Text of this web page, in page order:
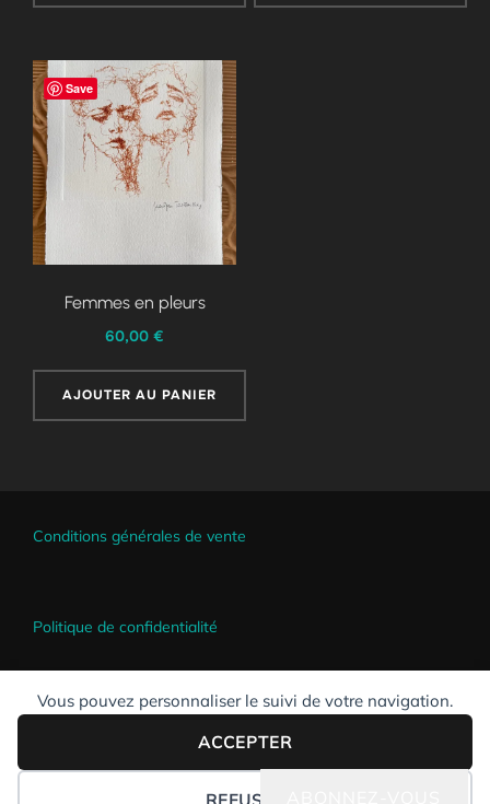
Vous pouvez personnaliser le suivi de votre navigation.
ACCEPTER
PRÉFÉRENCES DES COOKIES
Save
Femmes en pleurs
60,00€
AJOUTER AU PANIER
Conditions générales de vente
Politique de confidentialité
Copyright © 2026 Jean-Marc Tourreilles